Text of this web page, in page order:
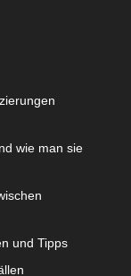
wie man sie
und Tipps